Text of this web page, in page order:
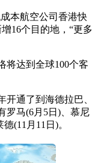
本航空公司香港快
16个目的地，“更多
达到全球100个客
通了到海德拉巴、
罗马(6月5日)、慕尼
(11月11日)。